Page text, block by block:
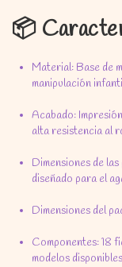
📦
Material: Base de
manipulación
Acabado:
alta resistencia al
Dimensiones de
diseñado para el
Dimensiones del
Componentes: 18
modelos